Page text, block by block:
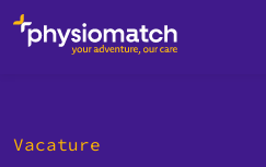
Vacature